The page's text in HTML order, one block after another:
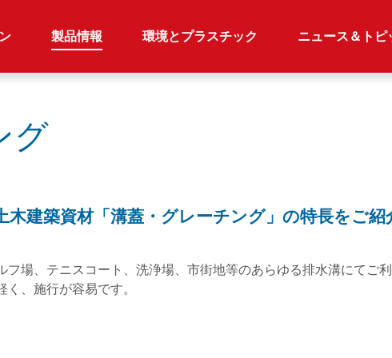
製品情報 環境とプラスチック ニュース＆トピ
グ
木建築資材「溝蓋・グレーチング」の特長をご紹
フ場、テニスコート、洗浄場、市街地等のあらゆる排水溝にてご
く、施行が容易です。